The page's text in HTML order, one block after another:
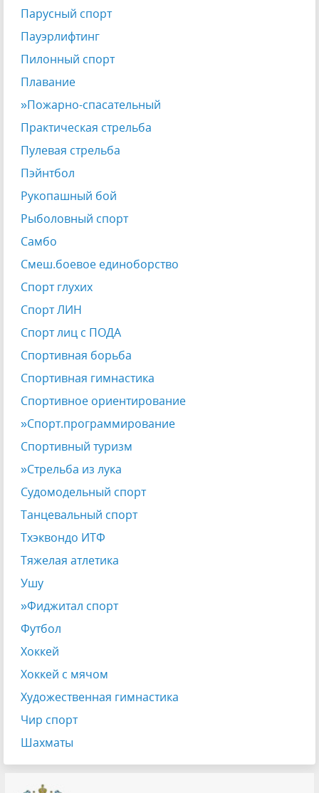
Парусный спорт
Пауэрлифтинг
Пилонный спорт
Плавание
»Пожарно-спасательный
Практическая стрельба
Пулевая стрельба
Пэйнтбол
Рукопашный бой
Рыболовный спорт
Самбо
Смеш.боевое единоборство
Спорт глухих
Спорт ЛИН
Спорт лиц с ПОДА
Спортивная борьба
Спортивная гимнастика
Спортивное ориентирование
»Спорт.программирование
Спортивный туризм
»Стрельба из лука
Судомодельный спорт
Танцевальный спорт
Тхэквондо ИТФ
Тяжелая атлетика
Ушу
»Фиджитал спорт
Футбол
Хоккей
Хоккей с мячом
Художественная гимнастика
Чир спорт
Шахматы